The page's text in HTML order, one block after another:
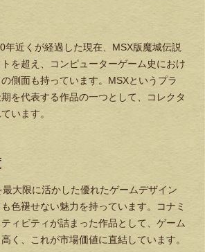
年近くが経過した現在、MSX版魔城伝説
を超え、コンピューターゲーム史におけ
側面も持っています。MSXというプラ
を代表する作品の一つとして、コレクタ
います。
大限に活かした優れたゲームデザイン
色褪せない魅力を持っています。コナミ
ィビティが詰まった作品として、ゲーム
く、これが市場価値に直結しています。